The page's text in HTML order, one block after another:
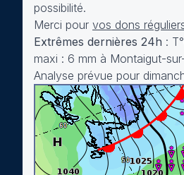
possibilité.
Merci pour vos dons
Extrêmes dernières 24h :
maxi : 6 mm à Montaigut-
Analyse prévue pour